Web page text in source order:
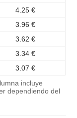
4.25 €
3.96 €
3.62 €
3.34 €
3.07 €
incluye
dependiendo del